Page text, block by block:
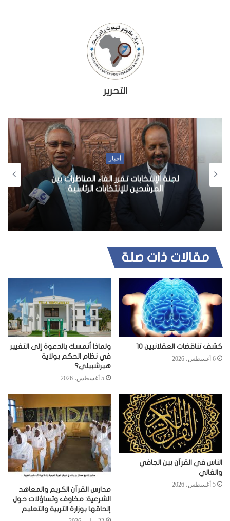
التحرير
أخبار
لجنة الإنتخابات تقرر الغاء المناظرات بين
المرشحين للإنتخابات الرئاسية
مقالات ذات صلة
كشف تناقضات العقلانيين 10
6 أغسطس، 2026
ولماذا أتمسك بالدعوة إلى التغيير
في نظام الحكم بولاية
هيرشبيلي؟
5 أغسطس، 2026
الناس في القرآن بين الجافي
والغالي
5 أغسطس، 2026
مدارس القرآن الكريم والمعاهد
الشرعية: مخاوف وتساؤلات حول
إلحاقها بوزارة التربية والتعليم